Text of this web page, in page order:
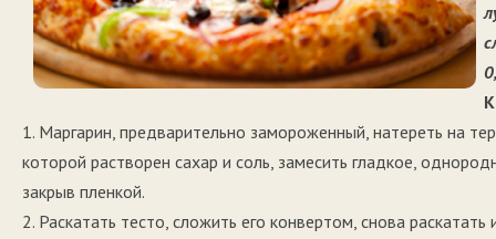
1. Маргарин, предварительно замороженный, натереть на
которой растворен сахар и соль, замесить гладкое,
закрыв пленкой.
2. Раскатать тесто, сложить его конвертом, снова